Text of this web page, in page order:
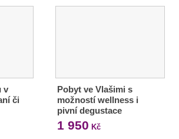
v
či
Pobyt ve Vlašimi s
možností wellness i
pivní degustace
1 950 Kč